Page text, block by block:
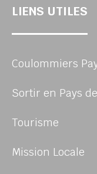
LIENS UTILES
Coulommiers
Sortir en Pays
Tourisme
Mission Locale